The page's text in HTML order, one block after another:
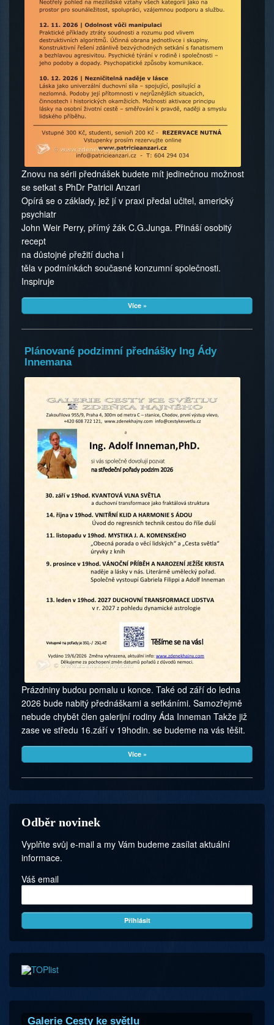
Znovu na sérii přednášek budete mít jedinečnou možnost
se setkat s PhDr Patricii Anzari
Opírá se o základy, jež jí v praxi předal učitel, americký
psychiatr
John Weir Perry, přímý žák C.G.Junga. Přináší osobitý
recept
na důstojné přežití ducha i
těla v podmínkách současné konzumní společnosti.
Inspiruje
Více »
Plánované podzimní přednášky Ing Ády
Innemana
Prázdniny budou pomalu u konce. Také od září do ledna
2026 bude nabitý přednáškami a setkáními. Samozřejmě
nebude chybět člen galerijní rodiny Áda Inneman Takže již
zase ve středu 16.září v 19hodin. se budeme na vás těšit.
Více »
Odběr novinek
Vyplňte svůj e-mail a my Vám budeme zasílat aktuální
informace.
Váš email
Galerie Cesty ke světlu